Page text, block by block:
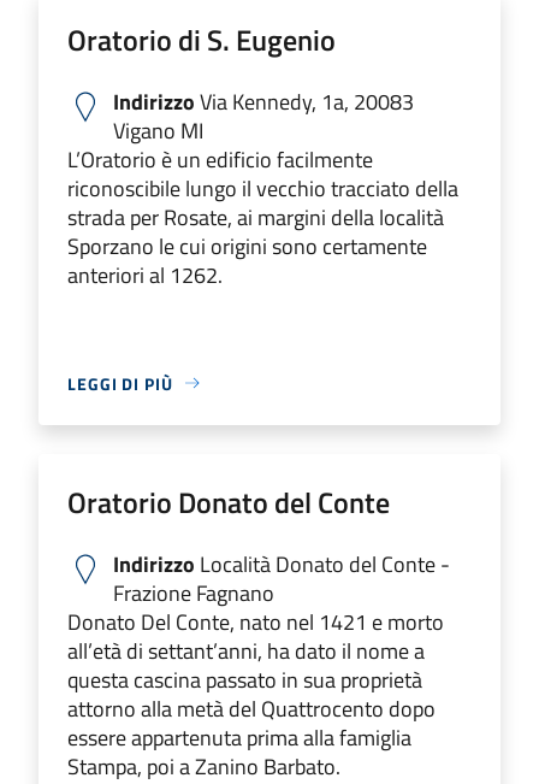
Oratorio di S. Eugenio
IndirizzoVia Kennedy, 1a, 20083
Vigano MI
L’Oratorio è un edificio facilmente
riconoscibile lungo il vecchio tracciato della
strada per Rosate, ai margini della località
Sporzano le cui origini sono certamente
anteriori al 1262.
LEGGI DI PIÙ
Oratorio Donato del Conte
Indirizzo Località Donato del Conte -
Frazione Fagnano
Donato Del Conte, nato nel 1421 e morto
all’età di settant’anni, ha dato il nome a
questa cascina passato in sua proprietà
attorno alla metà del Quattrocento dopo
essere appartenuta prima alla famiglia
Stampa, poi a Zanino Barbato.